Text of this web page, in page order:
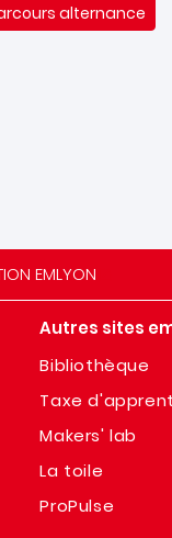
alternance
EMLYON
Autres sites
Bibliothèque
Taxe
Makers' lab
La toile
ProPulse